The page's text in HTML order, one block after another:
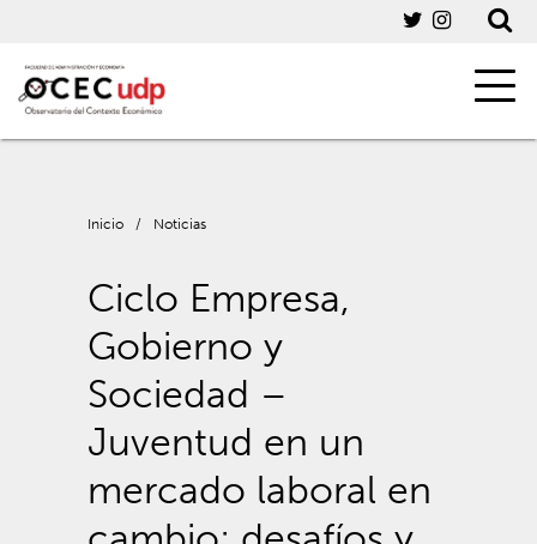
Inicio / Noticias
Ciclo Empresa,
Gobierno y
Sociedad –
Juventud en un
mercado laboral en